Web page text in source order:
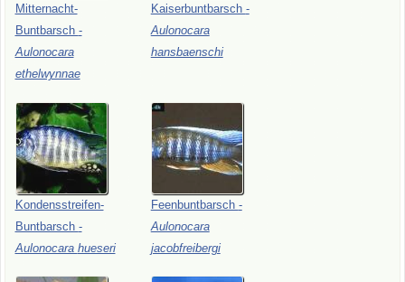
Mitternacht-
Buntbarsch -
Aulonocara
ethelwynnae
Kaiserbuntbarsch -
Aulonocara
hansbaenschi
Kondensstreifen-
Buntbarsch -
Aulonocara hueseri
Feenbuntbarsch -
Aulonocara
jacobfreibergi